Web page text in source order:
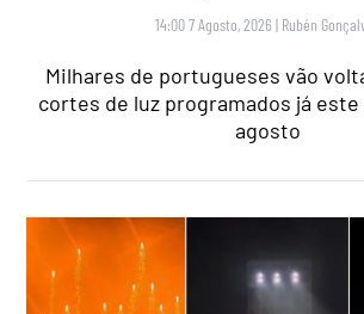
14:00 7 Agosto, 2026 | Rubén
Milhares de portugueses vão
cortes de luz programados já
agosto